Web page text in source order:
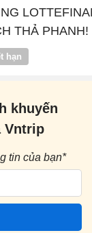
THẢ PHANH!
hạn
khuyến
Vntrip
tin của bạn*